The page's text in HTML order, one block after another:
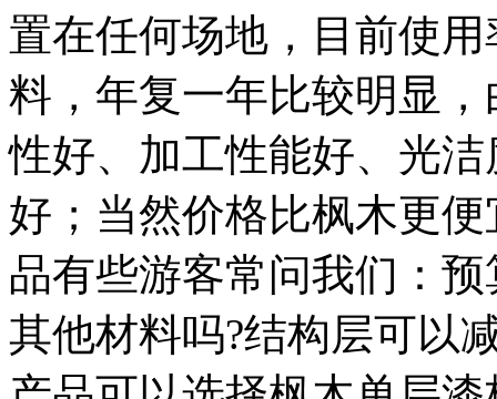
置在任何场地，目前使
料，年复一年比较明显
性好、加工性能好、光
好；当然价格比枫木更
品有些游客常问我们：
其他材料吗?结构层可以